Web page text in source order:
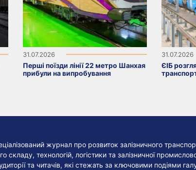
31.07.2026
Перші поїзди лінії 22 метро Шанхая
прибули на випробування
31.07.2026
ЄІБ
журнал про розвиток залізничного
технологій, логістики та залізничної
та читачів, які стежать за ключовими подіями